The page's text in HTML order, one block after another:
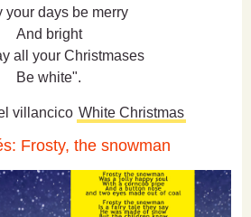
your days be merry
And bright
all your Christmases
Be white".
villancico White Christmas
Frosty, the snowman